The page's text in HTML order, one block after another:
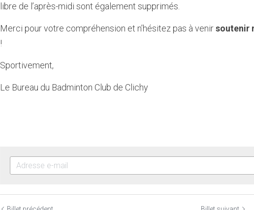
libre de l’après-midi sont également supprimés.
Merci pour votre compréhension et n’hésitez pas à venir soutenir
!
Sportivement,
Le Bureau du Badminton Club de Clichy